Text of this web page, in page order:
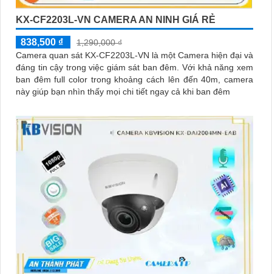
KX-CF2203L-VN CAMERA AN NINH GIÁ RẺ
838,500 ₫
1,290,000 ₫
Camera quan sát KX-CF2203L-VN là một Camera hiện đại và
đáng tin cậy trong việc giám sát ban đêm. Với khả năng xem
ban đêm full color trong khoảng cách lên đến 40m, camera
này giúp bạn nhìn thấy mọi chi tiết ngay cả khi ban đêm